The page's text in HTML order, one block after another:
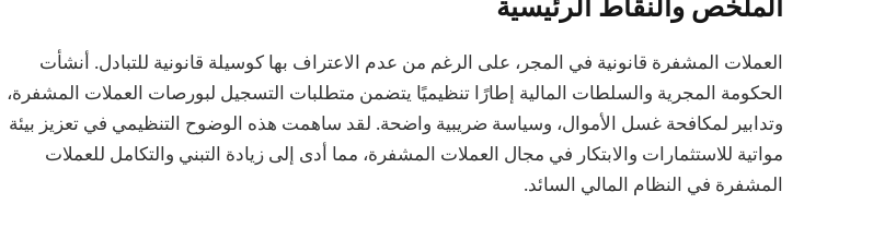
العملات المشفرة قانونية في المجر، على الرغم من عدم الاعتراف بها كوسيلة قانونية للتبادل. أنشأت
الحكومة المجرية والسلطات المالية إطارًا تنظيميًا يتضمن متطلبات التسجيل لبورصات العملات المشفرة،
وتدابير لمكافحة غسل الأموال، وسياسة ضريبية واضحة. لقد ساهمت هذه الوضوح التنظيمي في تعزيز بيئة
مواتية للاستثمارات والابتكار في مجال العملات المشفرة، مما أدى إلى زيادة التبني والتكامل للعملات
المشفرة في النظام المالي السائد.